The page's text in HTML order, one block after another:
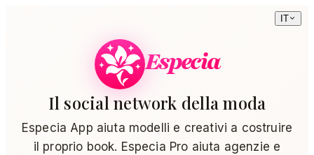
IT
Especia
Il social network della moda
Especia App aiuta modelli e creativi a costruire
il proprio book. Especia Pro aiuta agenzie e